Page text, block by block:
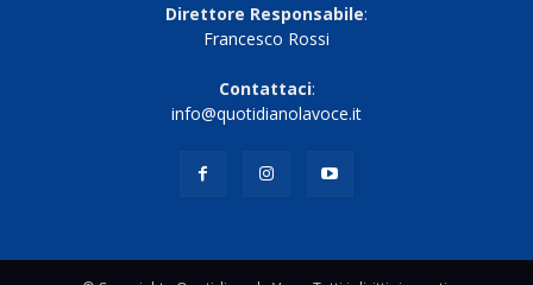
Direttore Responsabile:
Francesco Rossi
Contattaci:
info@quotidianolavoce.it